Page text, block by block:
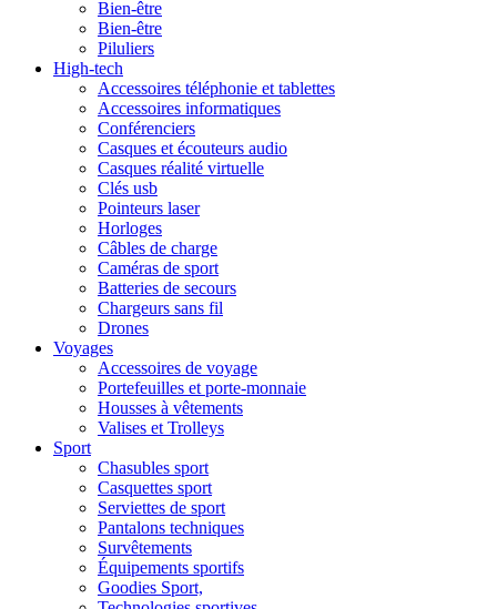
Bien-être
Bien-être
Piluliers
High-tech
Accessoires téléphonie et tablettes
Accessoires informatiques
Conférenciers
Casques et écouteurs audio
Casques réalité virtuelle
Clés usb
Pointeurs laser
Horloges
Câbles de charge
Caméras de sport
Batteries de secours
Chargeurs sans fil
Drones
Voyages
Accessoires de voyage
Portefeuilles et porte-monnaie
Housses à vêtements
Valises et Trolleys
Sport
Chasubles sport
Casquettes sport
Serviettes de sport
Pantalons techniques
Survêtements
Équipements sportifs
Goodies Sport,